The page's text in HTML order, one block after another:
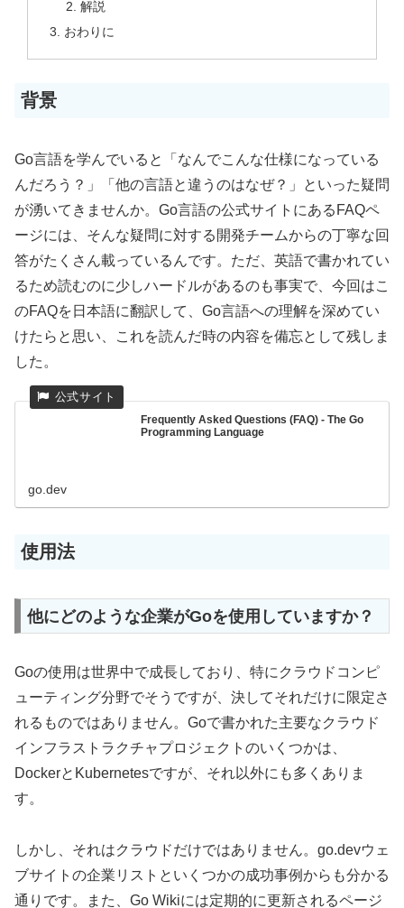
解説
おわりに
背景
Go言語を学んでいると「なんでこんな仕様になっている
んだろう？」「他の言語と違うのはなぜ？」といった疑問
が湧いてきませんか。Go言語の公式サイトにあるFAQペ
ージには、そんな疑問に対する開発チームからの丁寧な回
答がたくさん載っているんです。ただ、英語で書かれてい
るため読むのに少しハードルがあるのも事実で、今回はこ
のFAQを日本語に翻訳して、Go言語への理解を深めてい
けたらと思い、これを読んだ時の内容を備忘として残しま
した。
Frequently Asked Questions (FAQ) - The Go
Programming Language
go.dev
使用法
他にどのような企業がGoを使用していますか？
Goの使用は世界中で成長しており、特にクラウドコンピ
ューティング分野でそうですが、決してそれだけに限定さ
れるものではありません。Goで書かれた主要なクラウド
インフラストラクチャプロジェクトのいくつかは、
DockerとKubernetesですが、それ以外にも多くありま
す。
しかし、それはクラウドだけではありません。go.devウェ
ブサイトの企業リストといくつかの成功事例からも分かる
通りです。また、Go Wikiには定期的に更新されるページ